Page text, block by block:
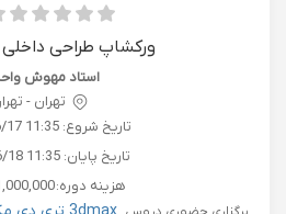
ورکشاپ طراحی داخلی
استاد مهوش
تهران -
تاریخ شروع: 17 11:35
تاریخ پایان: 18 11:35
هزینه دوره:1,000,000